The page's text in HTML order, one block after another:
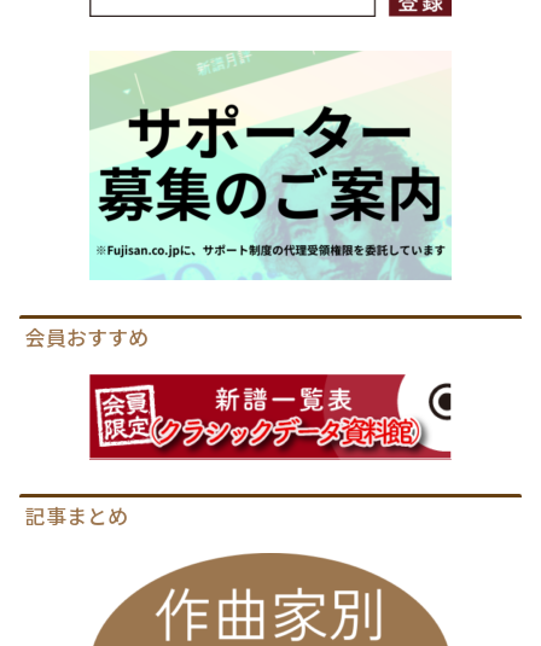
会員おすすめ
記事まとめ